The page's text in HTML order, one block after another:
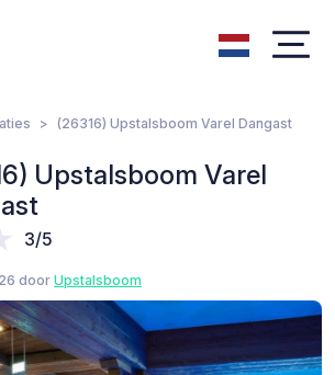
(26316) Upstalsboom Varel Dangast
Upstalsboom Varel
3/5
door Upstalsboom